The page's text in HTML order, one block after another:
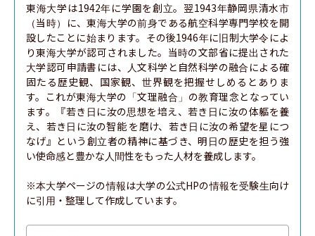
東海大学は1942年に学園を創立。翌1943年静岡県清水市
（当時）に、東海大学の前身である航空科学専門学校を開
設したことに始まります。その後1946年に旧制大学令によ
り東海大学が認可されました。当時の文部省に提出された
大学認可申請書には、人文科学と自然科学の融合による確
固たる歴史観、国家観、世界観を把握せしめるとありま
す。これが東海大学の「文理融合」の教育理念となってい
ます。『若き日に汝の思想を培え、若き日に汝の体軀を養
え、若き日に汝の智能 を磨け、若き日に汝の希望を星につ
なげ』という創立者の精神に基づき、明日の歴史を担う強
い使命感と豊かな人間性をもった人材を養成します。
※本大学ページの情報は大学の公式HPの情報を受験生向け
に引用・整理して作成しています。